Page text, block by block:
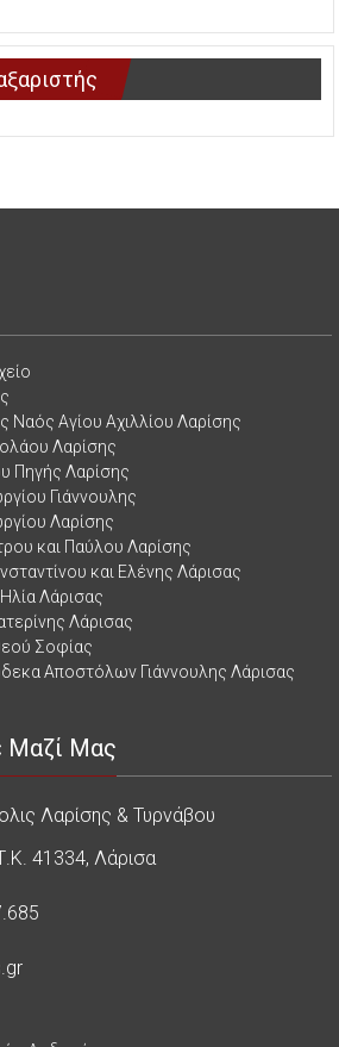
Ναός Αγίου Αχιλλίου Λαρίσης
Λαρίσης
Πηγής Λαρίσης
Γιάννουλης
Λαρίσης
και Παύλου Λαρίσης
και Ελένης Λάρισας
Λάρισας
Λάρισας
Σοφίας
Αποστόλων Γιάννουλης Λάρισας
Μαζί Μας
Λαρίσης & Τυρνάβου
41334, Λάρισα